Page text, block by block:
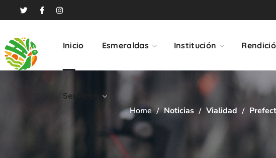
Inicio Esmeraldas Institución
Servicios
Home Noticias Vialidad